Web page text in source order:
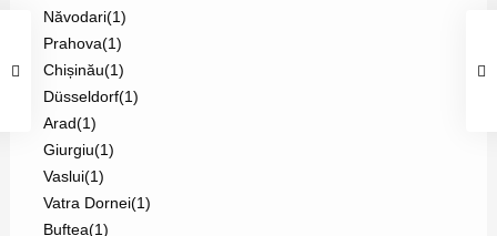
Năvodari(1)
Prahova(1)
Chișinău(1)
Düsseldorf(1)
Arad(1)
Giurgiu(1)
Vaslui(1)
Vatra Dornei(1)
Buftea(1)